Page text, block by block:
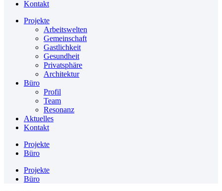
Kontakt
Projekte
Arbeitswelten
Gemeinschaft
Gastlichkeit
Gesundheit
Privatsphäre
Architektur
Büro
Profil
Team
Resonanz
Aktuelles
Kontakt
Projekte
Büro
Projekte
Büro